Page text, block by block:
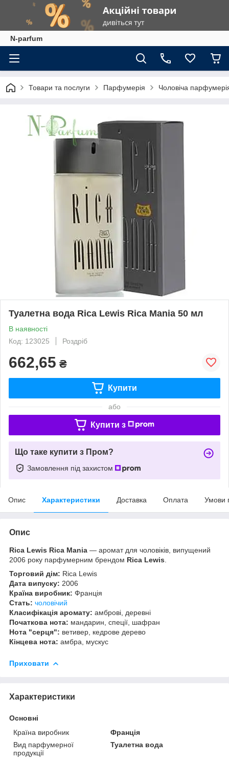
N-parfum
Товари та послуги Парфумерія Чоловіча
Туалетна вода Rica Lewis Rica Mania 50 мл
В наявності
Код: 123025
Роздріб
662,65 ₴
Купити
або
Купити з
Що таке купити з Пром?
Замовлення під захистом
Опис Характеристики Доставка Оплата Умови
Опис
Rica Lewis Rica Mania — аромат для чоловіків, випущений
2006 року парфумерним брендом Rica Lewis
Торговий дім: Rica Lewis
Дата випуску: 2006
Країна виробник: Франція
Стать: чоловічий
Класифікація аромату: амброві, деревні
Початкова нота: мандарин, спеції, шафран
Нота "серця": ветивер, кедрове дерево
Кінцева нота: амбра, мускус
Приховати
Характеристики
Основні
Країна виробник
Франція
Вид парфумерної
продукції
Туалетна вода